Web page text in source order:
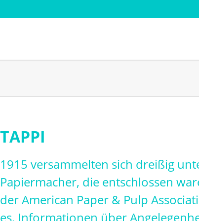
Karton - Pappe
DIN
Navigation
überspringen
TAPPI
1915 versammelten sich dreißig
Papiermacher, die entschlossen
der American Paper & Pulp
es, Informationen über